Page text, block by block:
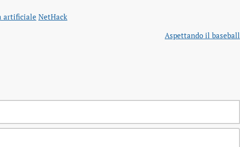
artificiale NetHack
Aspettando il baseball